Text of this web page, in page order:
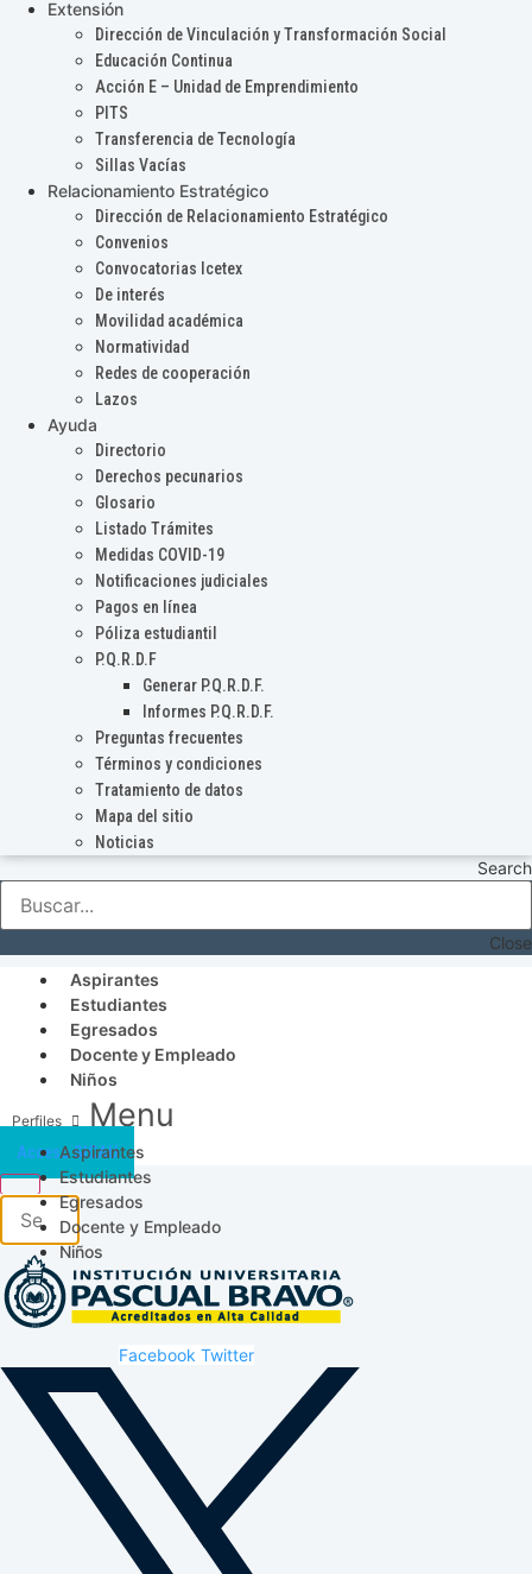
Extensión
Dirección de Vinculación y Transformación Social
Educación Continua
Acción E – Unidad de Emprendimiento
PITS
Transferencia de Tecnología
Sillas Vacías
Relacionamiento Estratégico
Dirección de Relacionamiento Estratégico
Convenios
Convocatorias Icetex
De interés
Movilidad académica
Normatividad
Redes de cooperación
Lazos
Ayuda
Directorio
Derechos pecunarios
Glosario
Listado Trámites
Medidas COVID-19
Notificaciones judiciales
Pagos en línea
Póliza estudiantil
P.Q.R.D.F
Generar P.Q.R.D.F.
Informes P.Q.R.D.F.
Preguntas frecuentes
Términos y condiciones
Tratamiento de datos
Mapa del sitio
Noticias
Search
Close
Aspirantes
Estudiantes
Egresados
Docente y Empleado
Niños
Menu
Aspirantes
Estudiantes
Egresados
Docente y Empleado
Niños
Acceso SICAU
Facebook Twitter